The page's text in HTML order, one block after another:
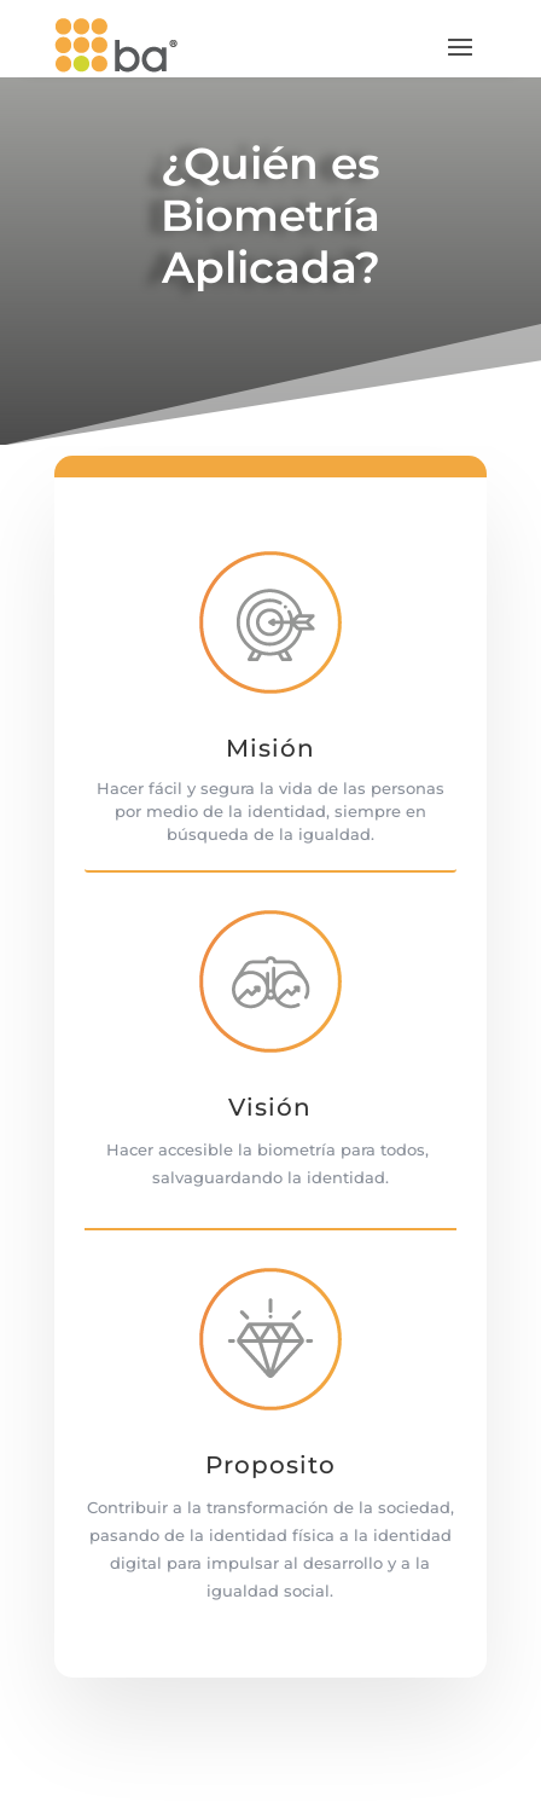
¿Quién es
Biometría
Aplicada?
Misión
Hacer fácil y segura la vida de las personas
por medio de la identidad, siempre en
búsqueda de la igualdad.
Visión
Hacer accesible la biometría para todos,
salvaguardando la identidad.
Proposito
Contribuir a la transformación de la sociedad,
pasando de la identidad física a la identidad
digital para impulsar al desarrollo y a la
igualdad social.